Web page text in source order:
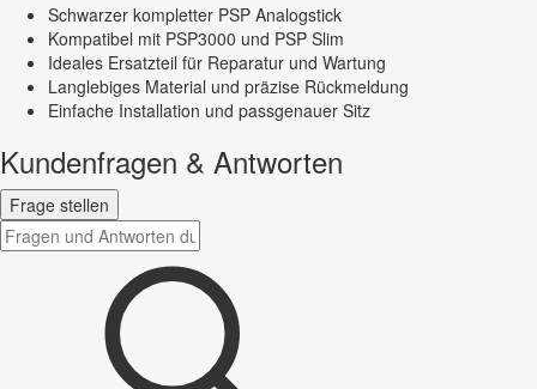
Schwarzer kompletter PSP Analogstick
Kompatibel mit PSP3000 und PSP Slim
Ideales Ersatzteil für Reparatur und Wartung
Langlebiges Material und präzise Rückmeldung
Einfache Installation und passgenauer Sitz
Kundenfragen & Antworten
Frage stellen